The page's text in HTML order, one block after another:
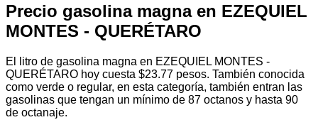
Precio gasolina magna en EZEQUIEL
MONTES - QUERÉTARO
El litro de gasolina magna en EZEQUIEL MONTES -
QUERÉTARO hoy cuesta $23.77 pesos. También conocida
como verde o regular, en esta categoría, también entran las
gasolinas que tengan un mínimo de 87 octanos y hasta 90
de octanaje.